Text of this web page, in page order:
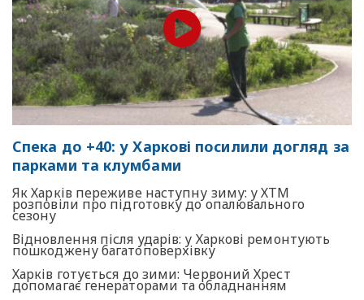
Спека до +40: у Харкові посилили догляд за
парками та клумбами
Як Харків переживе наступну зиму: у ХТМ
розповіли про підготовку до опалювального
сезону
Відновлення після ударів: у Харкові ремонтують
пошкоджену багатоповерхівку
Харків готується до зими: Червоний Хрест
допомагає генераторами та обладнанням